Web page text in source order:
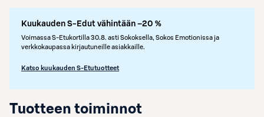
Kuukauden S-Edut vähintään –20 %
Voimassa S-Etukortilla 30.8. asti Sokoksella, Sokos Emotionissa ja
verkkokaupassa kirjautuneille asiakkaille.
Katso kuukauden S-Etutuotteet
Tuotteen toiminnot